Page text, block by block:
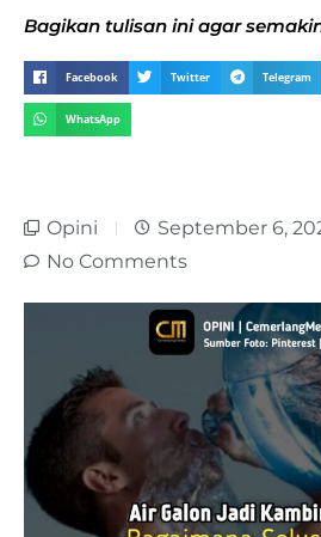
Bagikan tulisan ini agar
Facebook Twitter Telegram
WhatsApp
Opini
September 6,
No Comments